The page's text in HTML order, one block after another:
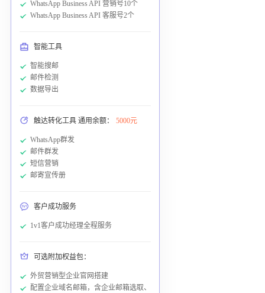
WhatsApp Business API 营销号10个
WhatsApp Business API 客服号2个
智能工具
智能搜邮
邮件检测
数据导出
触达转化工具 通用余额： 5000元
WhatsApp群发
邮件群发
短信营销
邮寄宣传册
客户成功服务
1v1客户成功经理全程服务
可选附加权益包：
外贸营销型企业官网搭建
配置企业域名邮箱，含企业邮箱选取、